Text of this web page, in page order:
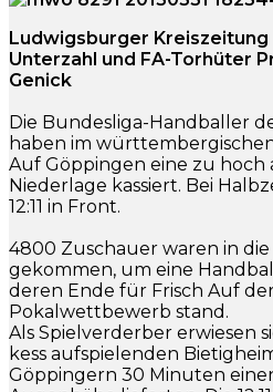
Ludwigsburger Kreiszeitung
Unterzahl und FA-Torhüter
Genick
Die Bundesliga-Handballer
haben im
Auf Göppingen eine zu hoch
Niederlage kassiert. Bei
12:11 in Front.
4800 Zuschauer waren in die
gekommen, um eine
deren Ende für Frisch Auf
Pokalwettbewerb stand.
Als Spielverderber erwiesen
kess aufspielenden
Göppingern 30 Minuten